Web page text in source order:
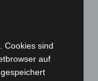
Cookies sind
auf